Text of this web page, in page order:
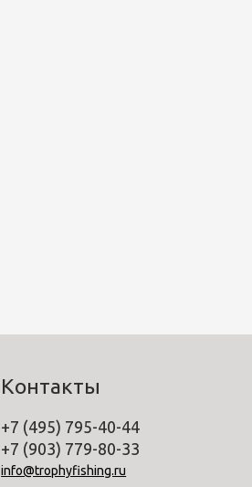
Контакты
+7 (495) 795-40-44
+7 (903) 779-80-33
info@trophyfishing.ru